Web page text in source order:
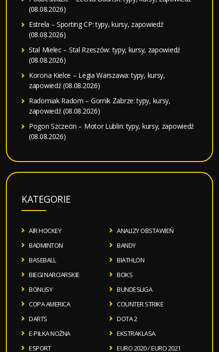
(08.08.2026)
Estrela – Sporting CP: typy, kursy, zapowiedź
(08.08.2026)
Stal Mielec – Stal Rzeszów: typy, kursy, zapowiedź
(08.08.2026)
Korona Kielce – Legia Warszawa: typy, kursy,
zapowiedź (08.08.2026)
Radomiak Radom – Gornik Zabrze: typy, kursy,
zapowiedź (08.08.2026)
Pogon Szczecin – Motor Lublin: typy, kursy, zapowiedź
(08.08.2026)
KATEGORIE
AIR HOCKEY
ANALIZY OBSTAWIEŃ
BADMINTON
BANDY
BASEBALL
BIATHLON
BIEGI NARCIARSKIE
BOKS
BONUSY
BUNDESLIGA
COPA AMERICA
COUNTER STRIKE
DARTS
DOTA 2
E-PIŁKA NOŻNA
EKSTRAKLASA
ESPORT
EURO 2020 / EURO 2021